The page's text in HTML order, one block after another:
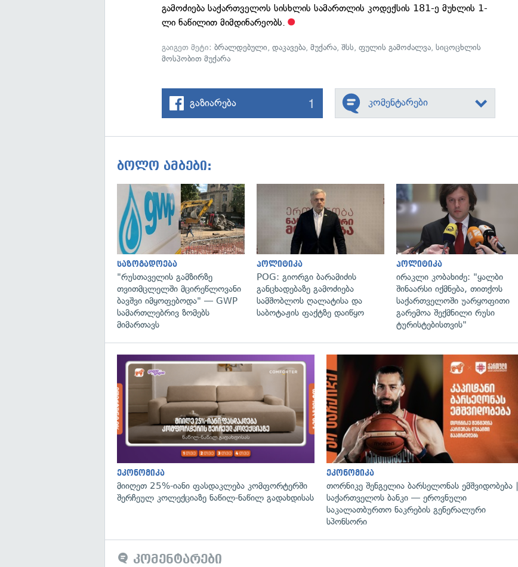
გამოძიება საქართველოს სისხლის სამართლის კოდექსის 181-ე მუხლის 1-
ლი ნაწილით მიმდინარეობს.
გაიგეთ მეტი:ბრალდებული,დაკავება,მუქარა,შსს,ფულის გამოძალვა,სიცოცხლის
მოსპობით მუქარა
გაზიარება 1 კომენტარები
ბოლო ამბები:
საზოგადოება
"რუსთაველის გამზირზე
თვითმცლელში მცირეწლოვანი
ბავშვი იმყოფებოდა" — GWP
სამართლებრივ ზომებს
მიმართავს
პოლიტიკა
POG: გიორგი ბარამიძის
განცხადებაზე გამოძიება
სამშობლოს ღალატისა და
საბოტაჟის ფაქტზე დაიწყო
პოლიტიკა
ირაკლი კობახიძე: "ყალბი
შინაარსი იქმნება, თითქოს
საქართველოში უარყოფითი
გარემოა შექმნილი რუსი
ტურისტებისთვის"
ეკონომიკა
მიიღეთ 25%-იანი ფასდაკლება კომფორტერში
შერჩეულ კოლექციაზე ნაწილ-ნაწილ გადახდისას
ეკონომიკა
თორნიკე შენგელია ბარსელონას ემშვიდობება |
საქართველოს ბანკი — ეროვნული
საკალათბურთო ნაკრების გენერალური
სპონსორი
კომენტარები